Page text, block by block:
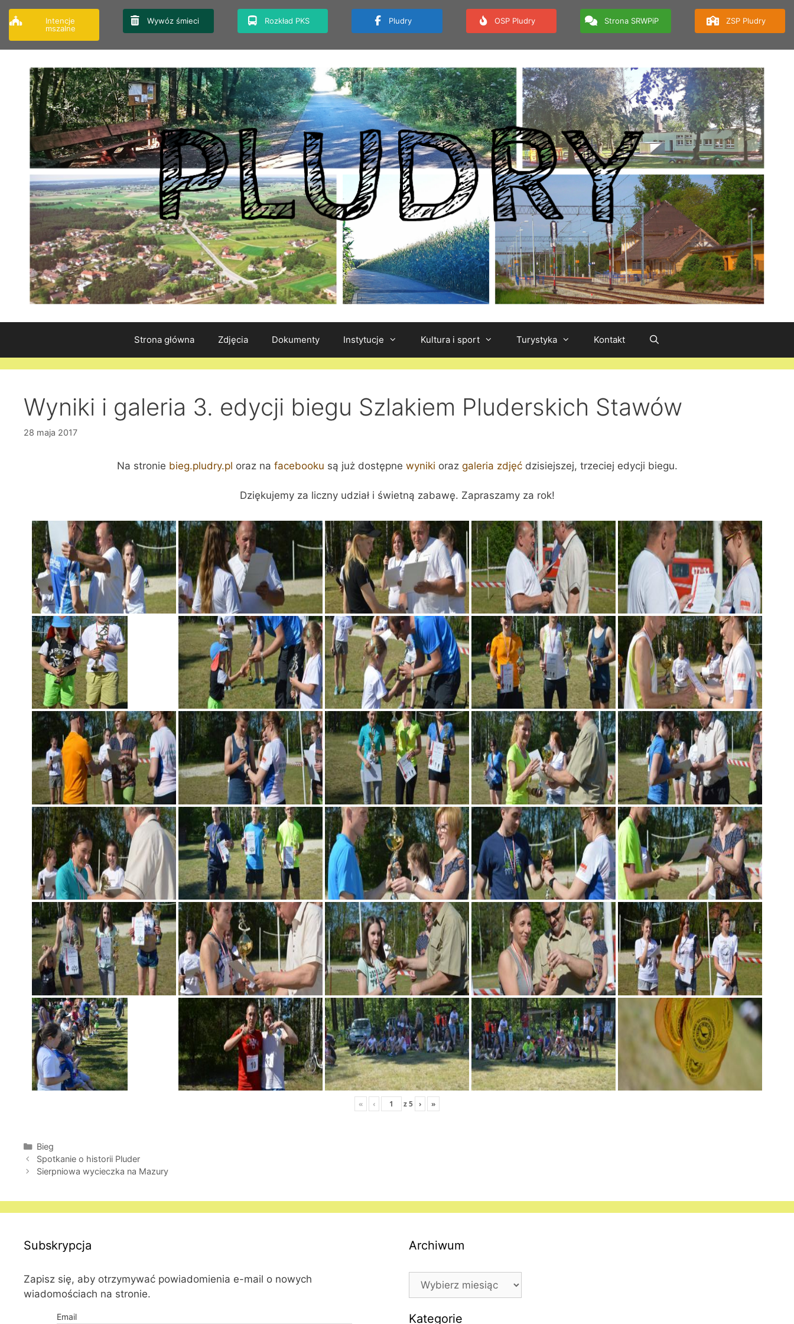
Przejdź
do
Intencje
mszalne
Wywóz śmieci Rozkład PKS Pludry OSP Pludry Strona SRWPiP ZSP Pludry
Strona główna Zdjęcia Dokumenty Instytucje Kultura i sport Turystyka Kontakt
Wyniki i galeria 3. edycji biegu Szlakiem Pluderskich Stawów
28 maja 2017
Na stronie bieg.pludry.pl oraz na facebooku są już dostępne wyniki oraz galeria zdjęćdzisiejszej, trzeciej edycji biegu.
Dziękujemy za liczny udział i świetną zabawę. Zapraszamy za rok!
« ‹ z5 › »
Kategorie
Bieg
Spotkanie o historii Pluder
Sierpniowa wycieczka na Mazury
Subskrypcja
Zapisz się, aby otrzymywać powiadomienia e-mail o nowych
wiadomościach na stronie.
Email
Archiwum
Archiwum
Kategorie